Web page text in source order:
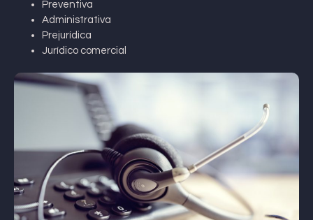
Preventiva
Administrativa
Prejurídica
Jurídico comercial